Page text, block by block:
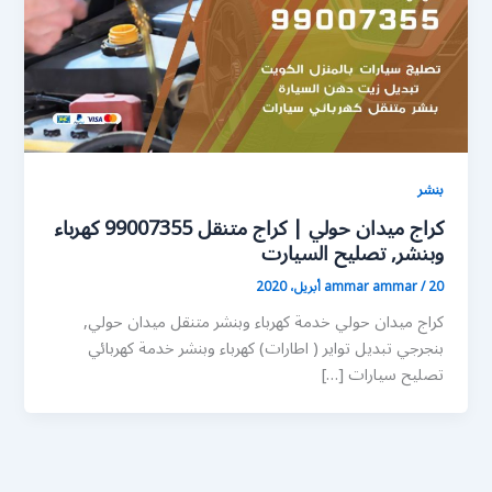
بنشر
كراج ميدان حولي | كراج متنقل 99007355 كهرباء
وبنشر, تصليح السيارت
ammar ammar/20 أبريل، 2020
كراج ميدان حولي خدمة كهرباء وبنشر متنقل ميدان حولي,
بنجرجي تبديل تواير ( اطارات) كهرباء وبنشر خدمة كهربائي
تصليح سيارات […]